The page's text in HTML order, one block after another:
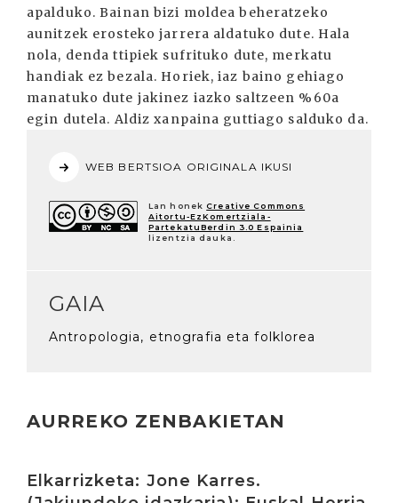
apalduko. Bainan bizi moldea beheratzeko
aunitzek erosteko jarrera aldatuko dute. Hala
nola, denda ttipiek sufrituko dute, merkatu
handiak ez bezala. Horiek, iaz baino gehiago
manatuko dute jakinez iazko saltzeen %60a
egin dutela. Aldiz xanpaina guttiago salduko da.
WEB BERTSIOA ORIGINALA IKUSI
Lan honek Creative Commons
Aitortu-EzKomertziala-
PartekatuBerdin 3.0 Espainia
lizentzia dauka.
GAIA
Antropologia, etnografia eta folklorea
AURREKO ZENBAKIETAN
Elkarrizketa: Jone Karres.